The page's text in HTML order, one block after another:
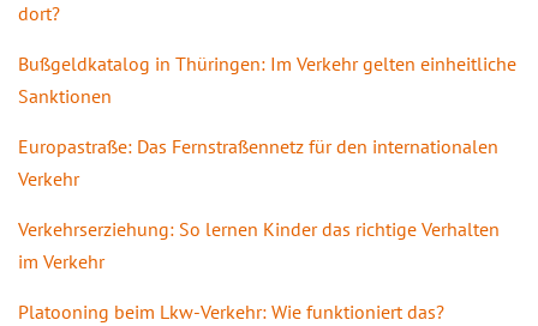
dort?
Bußgeldkatalog in Thüringen: Im Verkehr gelten einheitliche
Sanktionen
Europastraße: Das Fernstraßennetz für den internationalen
Verkehr
Verkehrserziehung: So lernen Kinder das richtige Verhalten
im Verkehr
Platooning beim Lkw-Verkehr: Wie funktioniert das?